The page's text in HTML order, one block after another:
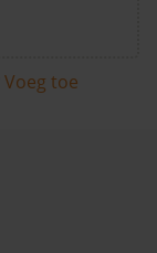
Voeg toe